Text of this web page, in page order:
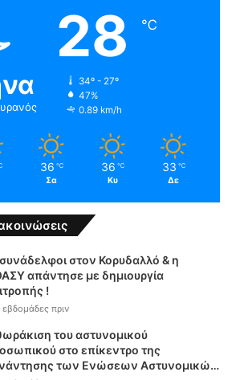
28 ℃
34º - 27º
47%
0.89 km/h
36 ℃
Σα
36 ℃
Κυ
33 ℃
Δε
στον Κορυδαλλό & η
απάντησε με δημιουργία
!
εβδομάδες πριν
του αστυνομικού
στο επίκεντρο της
των Ενώσεων Αστυνομικών